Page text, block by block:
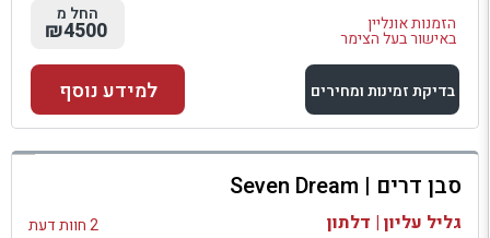
הזמנות אונליין
באישור בעל הצימר
החל מ
₪4500
בדיקת זמינות ומחירים
למתחם זה
בדיקת זמינות ומחירים
למידע נוסף
סבן דרים | Seven Dream
גליל עליון | דלתון 2 חוות דעת